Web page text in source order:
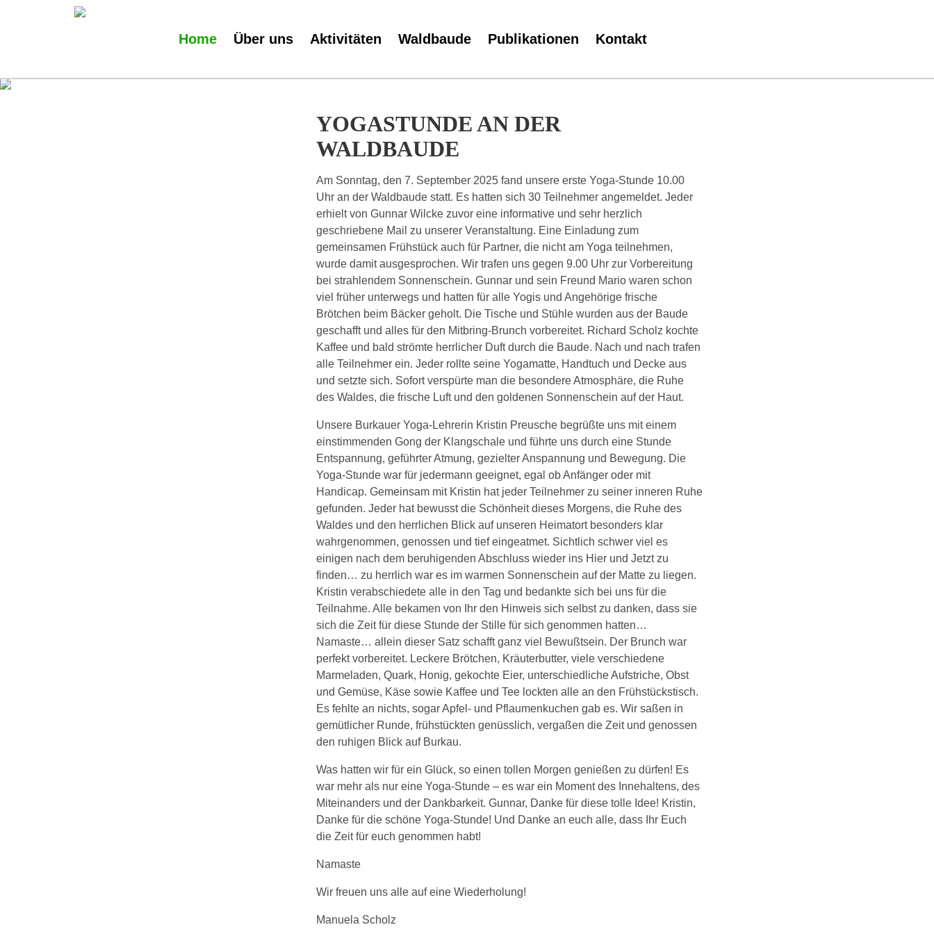
Home Über uns Aktivitäten Waldbaude Publikationen Kontakt
YOGASTUNDE AN DER
WALDBAUDE
Am Sonntag, den 7. September 2025 fand unsere erste Yoga-Stunde 10.00
Uhr an der Waldbaude statt. Es hatten sich 30 Teilnehmer angemeldet. Jeder
erhielt von Gunnar Wilcke zuvor eine informative und sehr herzlich
geschriebene Mail zu unserer Veranstaltung. Eine Einladung zum
gemeinsamen Frühstück auch für Partner, die nicht am Yoga teilnehmen,
wurde damit ausgesprochen. Wir trafen uns gegen 9.00 Uhr zur Vorbereitung
bei strahlendem Sonnenschein. Gunnar und sein Freund Mario waren schon
viel früher unterwegs und hatten für alle Yogis und Angehörige frische
Brötchen beim Bäcker geholt. Die Tische und Stühle wurden aus der Baude
geschafft und alles für den Mitbring-Brunch vorbereitet. Richard Scholz kochte
Kaffee und bald strömte herrlicher Duft durch die Baude. Nach und nach trafen
alle Teilnehmer ein. Jeder rollte seine Yogamatte, Handtuch und Decke aus
und setzte sich. Sofort verspürte man die besondere Atmosphäre, die Ruhe
des Waldes, die frische Luft und den goldenen Sonnenschein auf der Haut.
Unsere Burkauer Yoga-Lehrerin Kristin Preusche begrüßte uns mit einem
einstimmenden Gong der Klangschale und führte uns durch eine Stunde
Entspannung, geführter Atmung, gezielter Anspannung und Bewegung. Die
Yoga-Stunde war für jedermann geeignet, egal ob Anfänger oder mit
Handicap. Gemeinsam mit Kristin hat jeder Teilnehmer zu seiner inneren Ruhe
gefunden. Jeder hat bewusst die Schönheit dieses Morgens, die Ruhe des
Waldes und den herrlichen Blick auf unseren Heimatort besonders klar
wahrgenommen, genossen und tief eingeatmet. Sichtlich schwer viel es
einigen nach dem beruhigenden Abschluss wieder ins Hier und Jetzt zu
finden… zu herrlich war es im warmen Sonnenschein auf der Matte zu liegen.
Kristin verabschiedete alle in den Tag und bedankte sich bei uns für die
Teilnahme. Alle bekamen von Ihr den Hinweis sich selbst zu danken, dass sie
sich die Zeit für diese Stunde der Stille für sich genommen hatten…
Namaste… allein dieser Satz schafft ganz viel Bewußtsein. Der Brunch war
perfekt vorbereitet. Leckere Brötchen, Kräuterbutter, viele verschiedene
Marmeladen, Quark, Honig, gekochte Eier, unterschiedliche Aufstriche, Obst
und Gemüse, Käse sowie Kaffee und Tee lockten alle an den Frühstückstisch.
Es fehlte an nichts, sogar Apfel- und Pflaumenkuchen gab es. Wir saßen in
gemütlicher Runde, frühstückten genüsslich, vergaßen die Zeit und genossen
den ruhigen Blick auf Burkau.
Was hatten wir für ein Glück, so einen tollen Morgen genießen zu dürfen! Es
war mehr als nur eine Yoga-Stunde – es war ein Moment des Innehaltens, des
Miteinanders und der Dankbarkeit. Gunnar, Danke für diese tolle Idee! Kristin,
Danke für die schöne Yoga-Stunde! Und Danke an euch alle, dass Ihr Euch
die Zeit für euch genommen habt!
Namaste
Wir freuen uns alle auf eine Wiederholung!
Manuela Scholz